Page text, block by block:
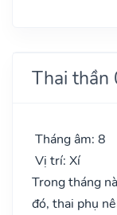
Thai
Tháng âm: 8
Vị trí: Xí
Trong tháng
đó, thai phụ